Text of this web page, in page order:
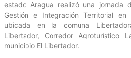
estado Aragua realizó una jornada
Gestión e Integración Territorial
ubicada en la comuna
Libertador, Corredor Agroturístico
municipio El Libertador.